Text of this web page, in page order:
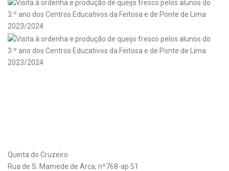
Quinta do Cruzeiro
Rua de S. Mamede de Arca, nº768-ap 51